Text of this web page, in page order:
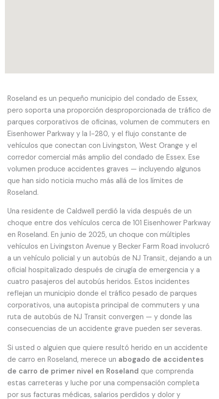
Roseland es un pequeño municipio del condado de Essex,
pero soporta una proporción desproporcionada de tráfico de
parques corporativos de oficinas, volumen de commuters en
Eisenhower Parkway y la I-280, y el flujo constante de
vehículos que conectan con Livingston, West Orange y el
corredor comercial más amplio del condado de Essex. Ese
volumen produce accidentes graves — incluyendo algunos
que han sido noticia mucho más allá de los límites de
Roseland.
Una residente de Caldwell perdió la vida después de un
choque entre dos vehículos cerca de 101 Eisenhower Parkway
en Roseland. En junio de 2025, un choque con múltiples
vehículos en Livingston Avenue y Becker Farm Road involucró
a un vehículo policial y un autobús de NJ Transit, dejando a un
oficial hospitalizado después de cirugía de emergencia y a
cuatro pasajeros del autobús heridos. Estos incidentes
reflejan un municipio donde el tráfico pesado de parques
corporativos, una autopista principal de commuters y una
ruta de autobús de NJ Transit convergen — y donde las
consecuencias de un accidente grave pueden ser severas.
Si usted o alguien que quiere resultó herido en un accidente
de carro en Roseland, merece un abogado de accidentes
de carro de primer nivel en Roseland que comprenda
estas carreteras y luche por una compensación completa
por sus facturas médicas, salarios perdidos y dolor y